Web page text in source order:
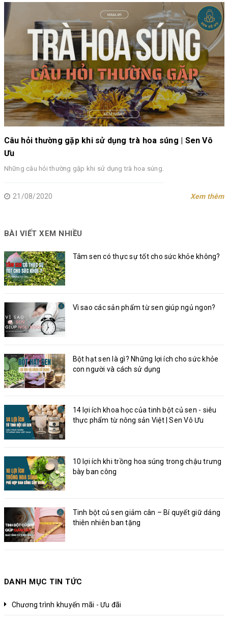
Câu hỏi thường gặp khi sử dụng trà hoa súng | Sen Vô
Ưu
Những câu hỏi thường gặp khi sử dụng trà hoa súng.
21/08/2020 Xem thêm
BÀI VIẾT XEM NHIỀU
Tâm sen có thực sự tốt cho sức khỏe không?
Vì sao các sản phẩm từ sen giúp ngủ ngon?
Bột hạt sen là gì? Những lợi ích cho sức khỏe
con người và cách sử dụng
14 lợi ích khoa học của tinh bột củ sen - siêu
thực phẩm từ nông sản Việt | Sen Vô Ưu
10 lợi ích khi trồng hoa súng trong chậu trưng
bày ban công
Tinh bột củ sen giảm cân – Bí quyết giữ dáng
thiên nhiên ban tặng
DANH MỤC TIN TỨC
Chương trình khuyến mãi - Ưu đãi